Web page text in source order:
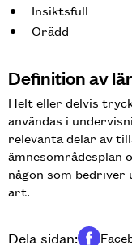
Insiktsfull
Orädd
Definition av
Helt eller delvis
användas i
relevanta delar av
ämnesområdesplan
någon som bedriver
art.
Dela sidan: